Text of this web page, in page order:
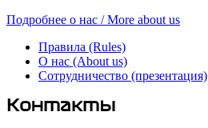
Подробнее о нас / More about us
Правила (Rules)
О нас (About us)
Сотрудничество (презентация)
Контакты